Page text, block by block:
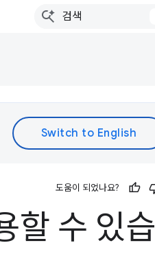
도움이 되었나요?
할 수 있습